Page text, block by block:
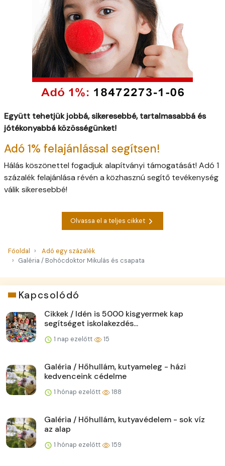
Együtt tehetjük jobbá, sikeresebbé, tartalmasabbá és
jótékonyabbá közösségünket!
Adó 1% felajánlással segítsen!
Hálás köszönettel fogadjuk alapítványi támogatását! Adó 1
százalék felajánlása révén a közhasznú segítő tevékenység
válik sikeresebbé!
Olvassa el a teljes cikket
Főoldal
Adó egy százalék
Galéria / Bohócdoktor Mikulás és csapata
Kapcsolódó
Cikkek / Idén is 5000 kisgyermek kap
segítséget iskolakezdés...
1 nap ezelőtt 15
Galéria / Hőhullám, kutyameleg - házi
kedvenceink cédelme
1 hónap ezelőtt 188
Galéria / Hőhullám, kutyavédelem - sok víz
az alap
1 hónap ezelőtt 159